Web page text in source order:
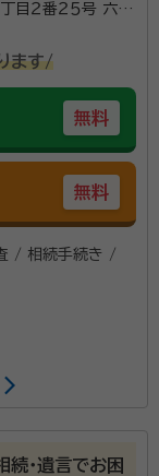
番２５号 六興
ます/
無料
無料
/ 相続手続き /
・遺言でお困